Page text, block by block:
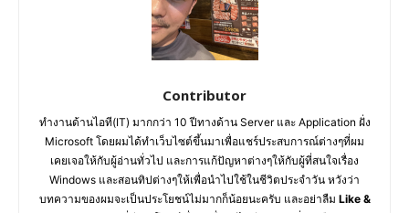
Contributor
ทำงานด้านไอที(IT) มากกว่า 10 ปีทางด้าน Server และ Application ฝั่ง
Microsoft โดยผมได้ทำเว็บไซต์ขึ้นมาเพื่อแชร์ประสบการณ์ต่างๆที่ผม
เคยเจอให้กับผู้อ่านทั่วไป และการแก้ปัญหาต่างๆให้กับผู้ที่สนใจเรื่อง
Windows และสอนทิปต่างๆให้เพื่อนำไปใช้ในชีวิตประจำวัน หวังว่า
บทความของผมจะเป็นประโยชน์ไม่มากก็น้อยนะครับ และอย่าลืม Like &